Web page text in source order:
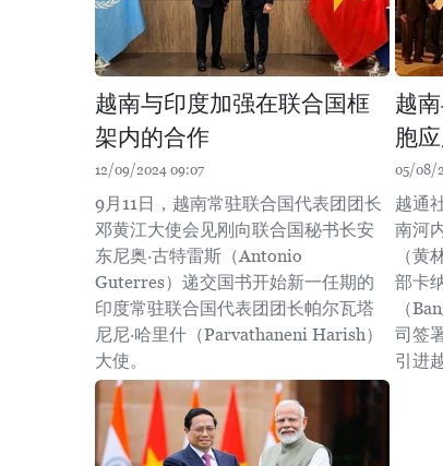
越南与印度加强在联合国框
架内的合作
12/09/2024 09:07
9月11日，越南常驻联合国代表团团长
邓黄江大使会见刚向联合国秘书长安
东尼奥·古特雷斯（Antonio
Guterres）递交国书开始新一任期的
印度常驻联合国代表团团长帕尔瓦塔
尼尼·哈里什（Parvathaneni Harish）
大使。
越
胞
05/08/
越通
南河
（黄
部卡
（
司签
引进